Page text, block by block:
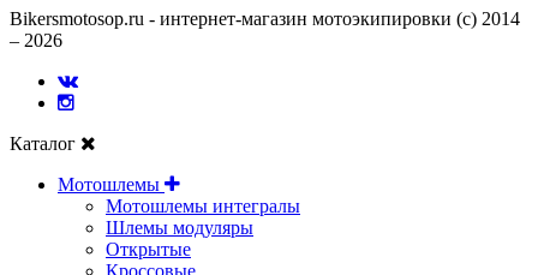
Bikersmotosop.ru - интернет-магазин мотоэкипировки (c) 2014
– 2026
Каталог
Мотошлемы
Мотошлемы интегралы
Шлемы модуляры
Открытые
Кросcовые